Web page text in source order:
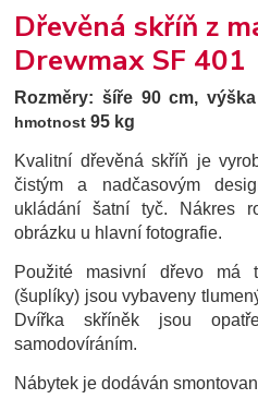
Dřevěná skříň z
Drewmax SF 401
Rozměry: šíře 90 cm,
hmotnost 95 kg
Kvalitní dřevěná skříň je
čistým a nadčasovým
ukládání šatní tyč. Nákres
obrázku u hlavní fotografie.
Použité masivní dřevo má
(šuplíky) jsou vybaveny
Dvířka skříněk jsou
samodovíráním.
Nábytek je dodáván